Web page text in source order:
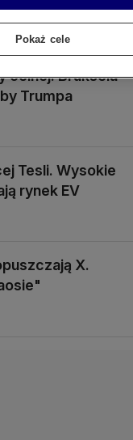
celnej. Bruksela
Trumpa
Tesli. Wysokie
rynek EV
X.
Pokaż cele